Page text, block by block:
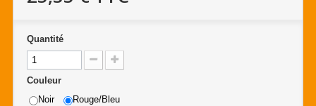
Quantité
Couleur
Noir
Rouge/Bleu